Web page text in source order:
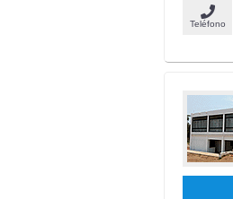
Teléfono